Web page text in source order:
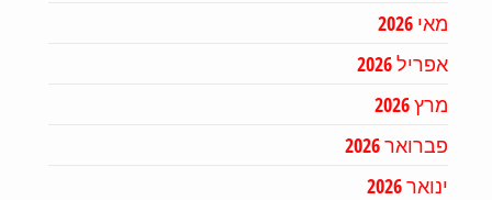
מאי 2026
אפריל 2026
מרץ 2026
פברואר 2026
ינואר 2026